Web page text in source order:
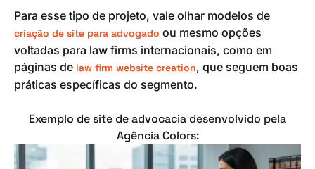
Para esse tipo de projeto, vale olhar modelos de
criação de site para advogado ou mesmo opções
voltadas para law firms internacionais, como em
páginas de law firm website creation, que seguem boas
práticas específicas do segmento.
Exemplo de site de advocacia desenvolvido pela
Agência Colors: